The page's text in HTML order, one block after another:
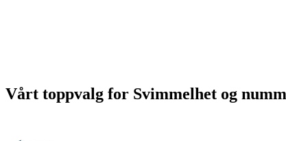
Vårt toppvalg for Svimmelhet og